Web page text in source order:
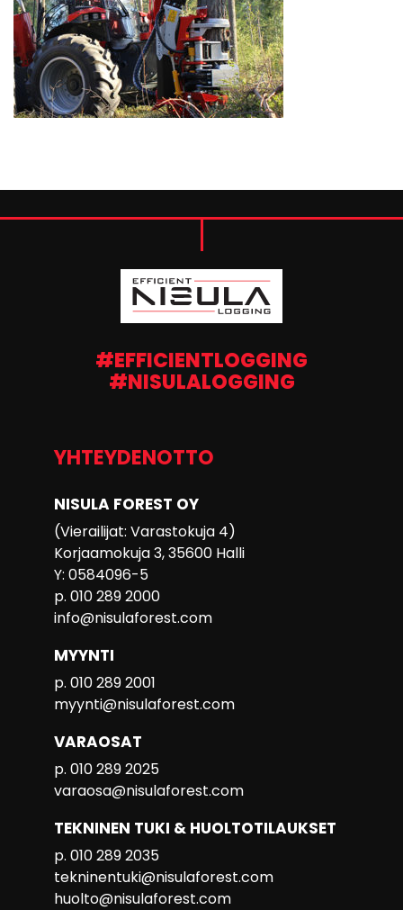
#EFFICIENTLOGGING
#NISULALOGGING
YHTEYDENOTTO
NISULA FOREST OY
(Vierailijat: Varastokuja 4)
Korjaamokuja 3, 35600 Halli
Y: 0584096-5
p. 010 289 2000
info@nisulaforest.com
MYYNTI
p. 010 289 2001
myynti@nisulaforest.com
VARAOSAT
p. 010 289 2025
varaosa@nisulaforest.com
TEKNINEN TUKI & HUOLTOTILAUKSET
p. 010 289 2035
tekninentuki@nisulaforest.com
huolto@nisulaforest.com